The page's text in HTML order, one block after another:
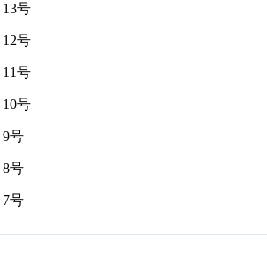
号
号
号
号
号
号
号